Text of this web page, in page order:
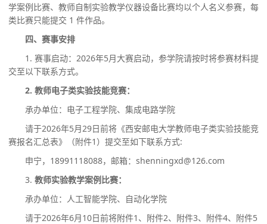
学案例比赛、教师自制实验教学仪器设备比赛均以个人名义参赛，每
类比赛只能提交 1 件作品。
四、赛事安排
1. 赛事启动：2026年5月大赛启动，参学院请按时将参赛材料提
交至以下联系方式。
2. 教师电子类实验技能竞赛：
承办单位：电子工程学院、集成电路学院
请于2026年5月29日前将《西安邮电大学教师电子类实验技能竞
赛报名汇总表》（附件1）提交至如下联系方式:
申宁，18991118088，邮箱：shenningxd@126.com
3. 教师实验教学案例比赛：
承办单位：人工智能学院、自动化学院
请于2026年6月10日前将附件1、附件2、附件3、附件4、附件5